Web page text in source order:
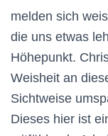
melden sich
die uns etwas
Höhepunkt.
Weisheit an
Sichtweise
Dieses hier ist